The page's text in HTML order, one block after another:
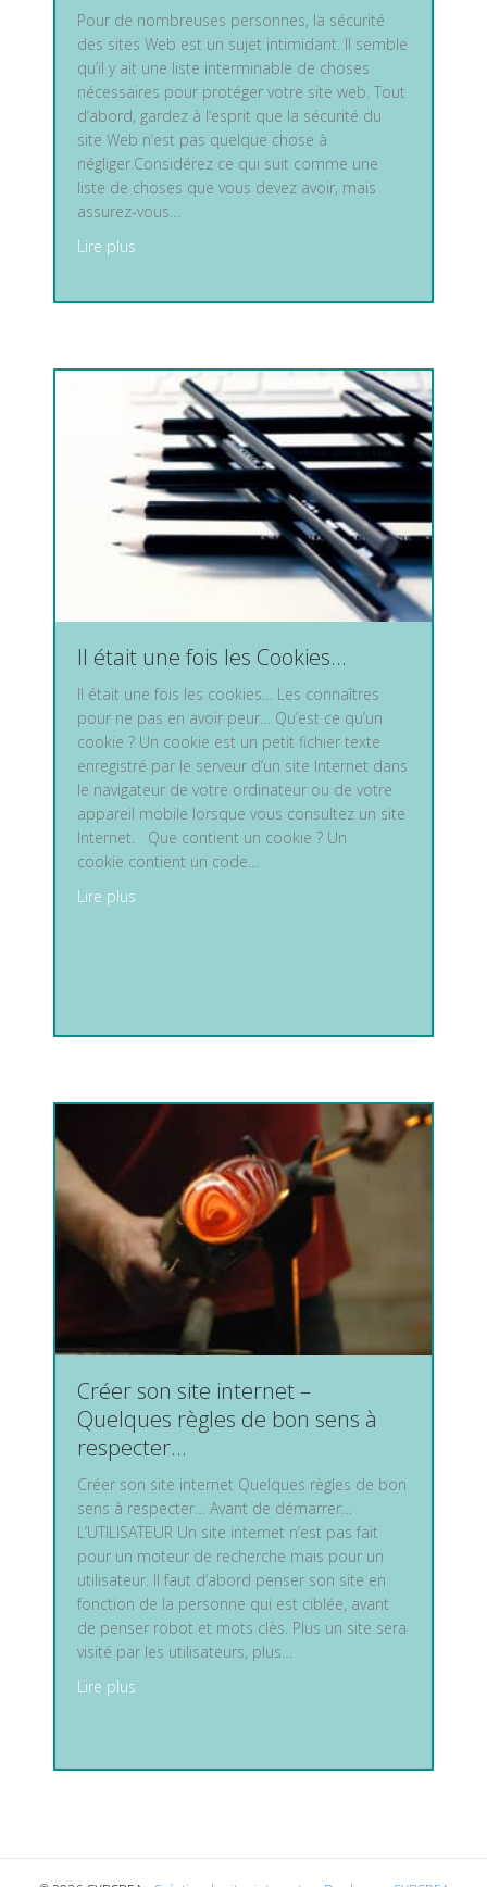
Pour de nombreuses personnes, la sécurité
des sites Web est un sujet intimidant. Il semble
qu’il y ait une liste interminable de choses
nécessaires pour protéger votre site web. Tout
d’abord, gardez à l’esprit que la sécurité du
site Web n’est pas quelque chose à
négliger.Considérez ce qui suit comme une
liste de choses que vous devez avoir, mais
assurez-vous…
Lire plus
Il était une fois les Cookies…
Il était une fois les cookies… Les connaîtres
pour ne pas en avoir peur… Qu’est ce qu’un
cookie ? Un cookie est un petit fichier texte
enregistré par le serveur d’un site Internet dans
le navigateur de votre ordinateur ou de votre
appareil mobile lorsque vous consultez un site
Internet. Que contient un cookie ? Un
cookie contient un code…
Lire plus
Créer son site internet –
Quelques règles de bon sens à
respecter…
Créer son site internet Quelques règles de bon
sens à respecter… Avant de démarrer…
L’UTILISATEUR Un site internet n’est pas fait
pour un moteur de recherche mais pour un
utilisateur. Il faut d’abord penser son site en
fonction de la personne qui est ciblée, avant
de penser robot et mots clès. Plus un site sera
visité par les utilisateurs, plus…
Lire plus